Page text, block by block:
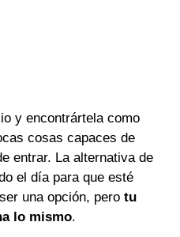
y encontrártela como
cosas capaces de
entrar. La alternativa de
el día para que esté
una opción, pero tu
lo mismo.